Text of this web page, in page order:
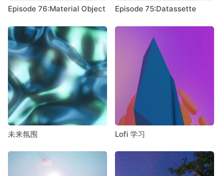
Episode 76:Material Object Episode 75:Datassette
未来氛围 Lofi 学习